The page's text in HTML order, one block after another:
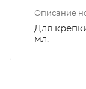
Описание
Для
мл.